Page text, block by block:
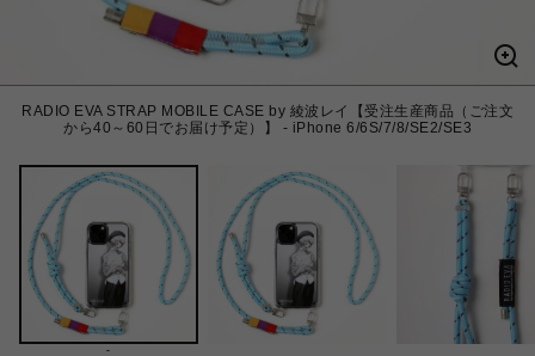
RADIO EVA STRAP MOBILE CASE by 綾波レイ【受注生産商品（ご注文
から40～60日でお届け予定）】 - iPhone 6/6S/7/8/SE2/SE3
-